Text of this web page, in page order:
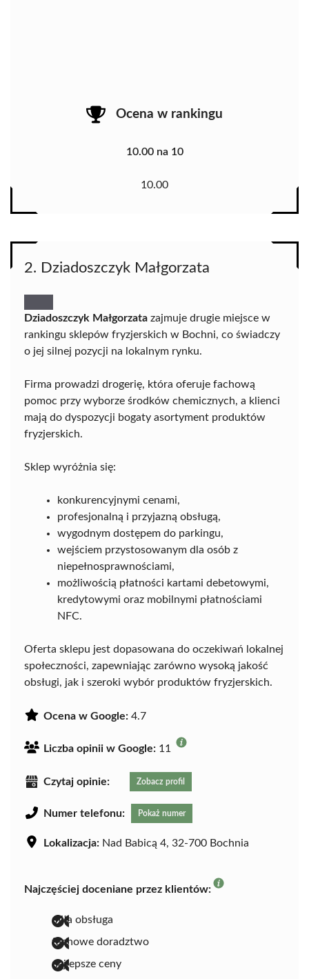
Ocena w rankingu
10.00 na 10
10.00
2. Dziadoszczyk Małgorzata
Dziadoszczyk Małgorzata zajmuje drugie miejsce w
rankingu sklepów fryzjerskich w Bochni, co świadczy
o jej silnej pozycji na lokalnym rynku.
Firma prowadzi drogerię, która oferuje fachową
pomoc przy wyborze środków chemicznych, a klienci
mają do dyspozycji bogaty asortyment produktów
fryzjerskich.
Sklep wyróżnia się:
konkurencyjnymi cenami,
profesjonalną i przyjazną obsługą,
wygodnym dostępem do parkingu,
wejściem przystosowanym dla osób z
niepełnosprawnościami,
możliwością płatności kartami debetowymi,
kredytowymi oraz mobilnymi płatnościami
NFC.
Oferta sklepu jest dopasowana do oczekiwań lokalnej
społeczności, zapewniając zarówno wysoką jakość
obsługi, jak i szeroki wybór produktów fryzjerskich.
Ocena w Google: 4.7
Liczba opinii w Google: 11
Czytaj opinie: Zobacz profil
Numer telefonu: Pokaż numer
Lokalizacja: Nad Babicą 4, 32-700 Bochnia
Najczęściej doceniane przez klientów:
miła obsługa
fachowe doradztwo
najlepsze ceny